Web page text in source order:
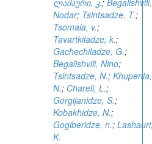
ლაშაური, კ.; Begalishvili,
Nodar; Tsintsadze, T.;
Tsomaia, v.;
Tavartkiladze, k.;
Gachechiladze, G.;
Begalishvili, Nino;
Tsintsadze, N.; Khupenia,
N.; Chareli, L.;
Gorgijanidze, S.;
Kobakhidze, N.;
Gogiberidze, n.;
K.